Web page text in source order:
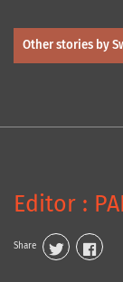
Other stories by
Editor :
Share